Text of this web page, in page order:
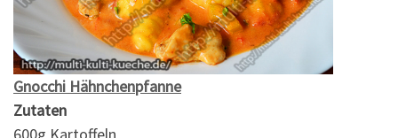
Gnocchi Hähnchenpfanne
Zutaten
600g Kartoffeln